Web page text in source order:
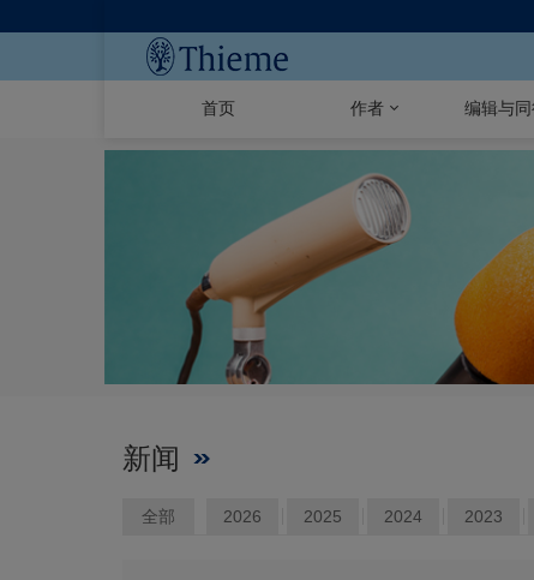
首页 作者 编辑与
新闻
全部 2026 2025 2024 2023